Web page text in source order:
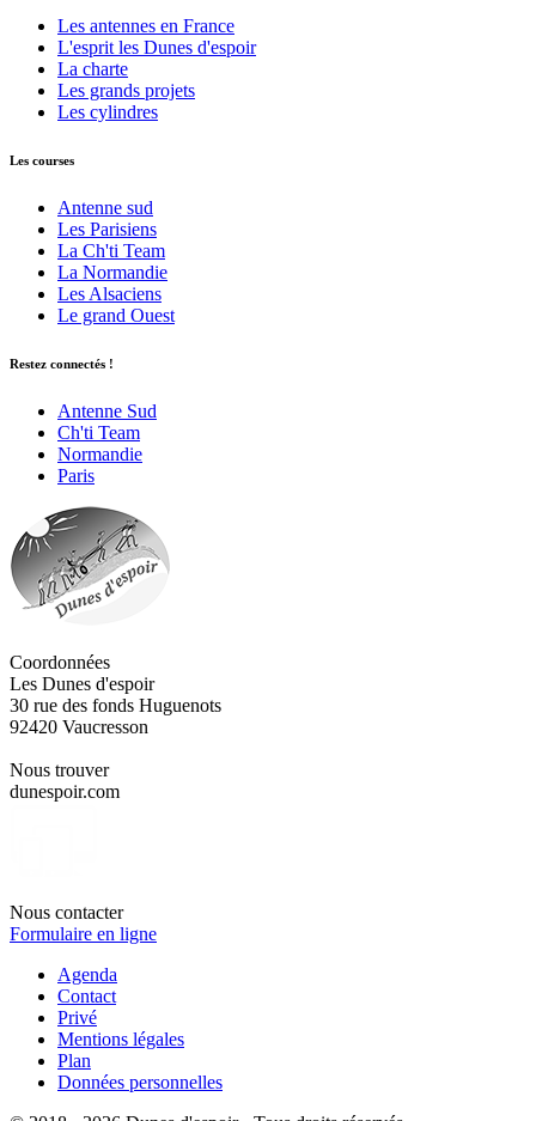
Les antennes en France
L'esprit les Dunes d'espoir
La charte
Les grands projets
Les cylindres
Les courses
Antenne sud
Les Parisiens
La Ch'ti Team
La Normandie
Les Alsaciens
Le grand Ouest
Restez connectés !
Antenne Sud
Ch'ti Team
Normandie
Paris
Coordonnées
Les Dunes d'espoir
30 rue des fonds Huguenots
92420 Vaucresson
Nous trouver
dunespoir.com
Nous contacter
Formulaire en ligne
Agenda
Contact
Privé
Mentions légales
Plan
Données personnelles